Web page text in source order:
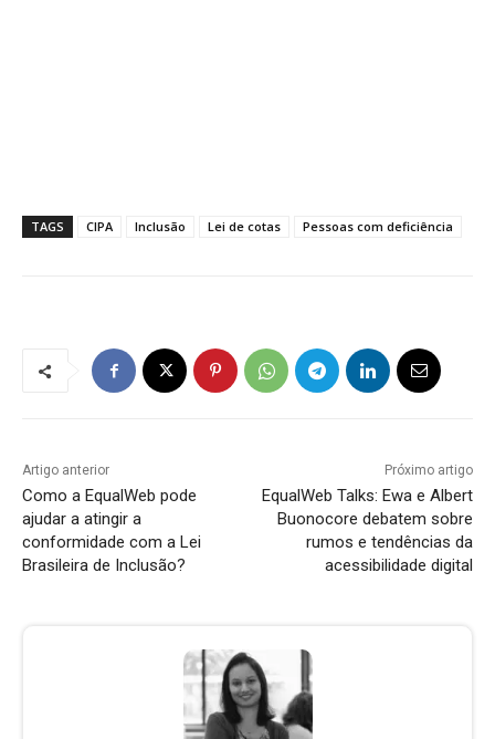
TAGS CIPA Inclusão Lei de cotas Pessoas com deficiência
Artigo anterior
Como a EqualWeb pode
ajudar a atingir a
conformidade com a Lei
Brasileira de Inclusão?
Próximo artigo
EqualWeb Talks: Ewa e Albert
Buonocore debatem sobre
rumos e tendências da
acessibilidade digital